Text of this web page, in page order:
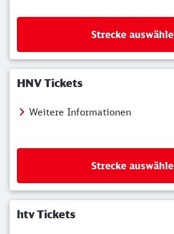
Strecke
HNV Tickets
Weitere Informationen
Strecke
htv Tickets